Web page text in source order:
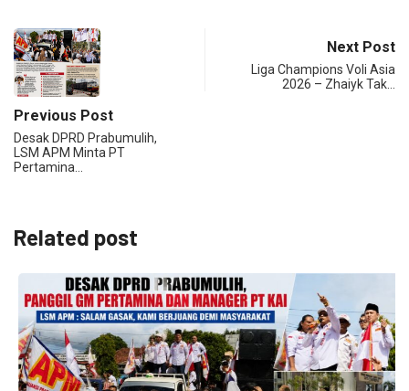
Previous Post
Desak DPRD Prabumulih,
LSM APM Minta PT
Pertamina…
Next Post
Liga Champions Voli Asia
2026 – Zhaiyk Tak…
Related post